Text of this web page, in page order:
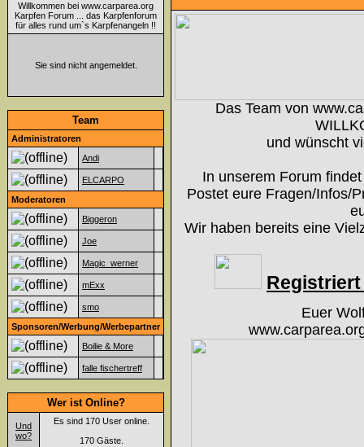
Willkommen bei www.carparea.org
Karpfen Forum ... das Karpfenforum
für alles rund um`s Karpfenangeln !!
Sie sind nicht angemeldet.
Team
Administratoren
Andi
ELCARPO
Moderatoren
Biggeron
Joe
Magic_werner
mExx
smo
Sponsoren/Werbung/Werbepartner
Boilie & More
falle fischertreff
Wer ist Online?
Und
wo?
Es sind 170 User online.
170 Gäste.
Das Team von
und wünscht
In unserem Forum
Postet eure Fragen/Infos/
Wir haben bereits eine
Euer